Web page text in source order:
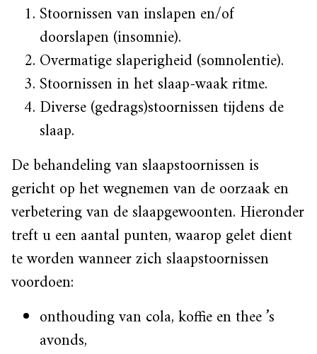
Stoornissen van inslapen en/of
doorslapen (insomnie).
Overmatige slaperigheid (somnolentie).
Stoornissen in het slaap-waak ritme.
Diverse (gedrags)stoornissen tijdens de
slaap.
De behandeling van slaapstoornissen is
gericht op het wegnemen van de oorzaak en
verbetering van de slaapgewoonten. Hieronder
treft u een aantal punten, waarop gelet dient
te worden wanneer zich slaapstoornissen
voordoen:
onthouding van cola, koffie en thee ’s
avonds,